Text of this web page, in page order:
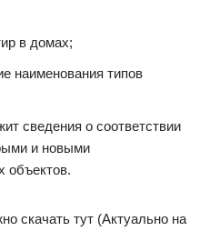
в домах;
наименования типов
сведения о соответствии
и новыми
объектов.
скачать тут (Актуально на